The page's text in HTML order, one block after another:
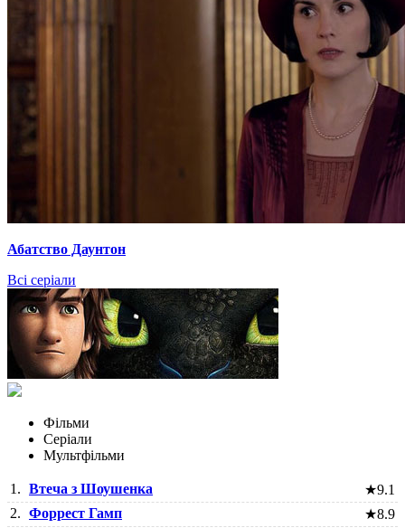
Абатство Даунтон
Всі серіали
Фільми
Серіали
Мультфільми
1. Втеча з Шоушенка ★9.1
2. Форрест Гамп ★8.9